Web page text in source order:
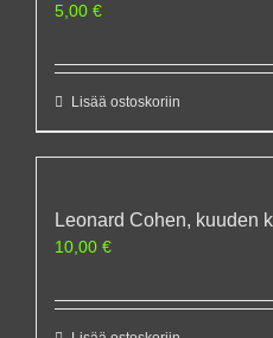
5,00 €
Lisää ostoskoriin
Leonard Cohen, kuuden
10,00 €